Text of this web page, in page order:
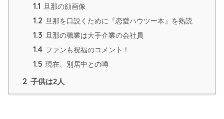
1.1 旦那の顔画像
1.2 旦那を口説くために『恋愛ハウツー本』を熟読
1.3 旦那の職業は大手企業の会社員
1.4 ファンも祝福のコメント！
1.5 現在、別居中との噂
2 子供は2人